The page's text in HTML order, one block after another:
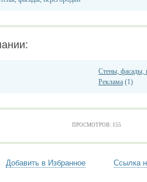
Стены, фасады,
Реклама (1)
ПРОСМОТРОВ: 155
Добавить в Избранное Ссылка